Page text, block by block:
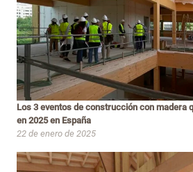
Los 3 eventos de construcción con madera
en 2025 en España
22 de enero de 2025